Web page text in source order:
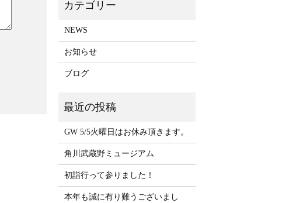
NEWS
お知らせ
ブログ
GW 5/5火曜日はお休み頂きます。
角川武蔵野ミュージアム
初詣行って参りました！
本年も誠に有り難うございまし